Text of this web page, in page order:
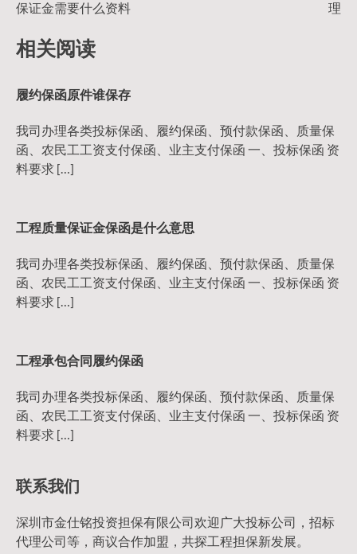
章
导
航
保证金需要什么资料 理
相关阅读
履约保函原件谁保存
我司办理各类投标保函、履约保函、预付款保函、质量保
函、农民工工资支付保函、业主支付保函 一、投标保函 资
料要求 […]
工程质量保证金保函是什么意思
我司办理各类投标保函、履约保函、预付款保函、质量保
函、农民工工资支付保函、业主支付保函 一、投标保函 资
料要求 […]
工程承包合同履约保函
我司办理各类投标保函、履约保函、预付款保函、质量保
函、农民工工资支付保函、业主支付保函 一、投标保函 资
料要求 […]
联系我们
深圳市金仕铭投资担保有限公司欢迎广大投标公司，招标
代理公司等，商议合作加盟，共探工程担保新发展。